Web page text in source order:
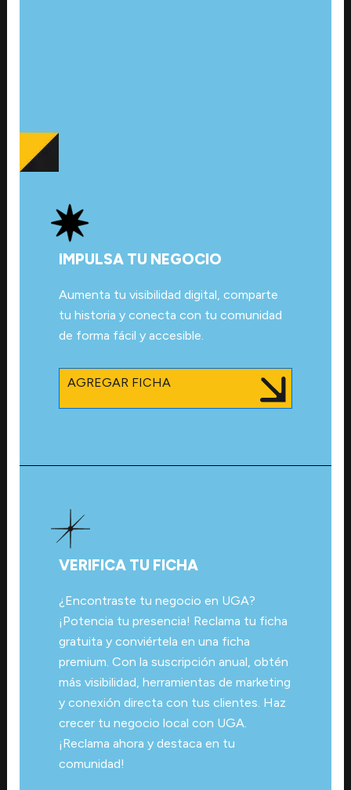
IMPULSA TU NEGOCIO
Aumenta tu visibilidad digital, comparte
tu historia y conecta con tu comunidad
de forma fácil y accesible.
AGREGAR FICHA
VERIFICA TU FICHA
¿Encontraste tu negocio en UGA?
¡Potencia tu presencia! Reclama tu ficha
gratuita y conviértela en una ficha
premium. Con la suscripción anual, obtén
más visibilidad, herramientas de marketing
y conexión directa con tus clientes. Haz
crecer tu negocio local con UGA.
¡Reclama ahora y destaca en tu
comunidad!